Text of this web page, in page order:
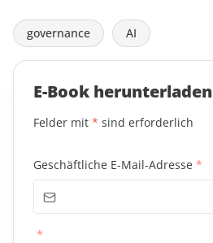
governance AI
E-Book herunterladen
Felder mit * sind erforderlich
*
Geschäftliche E-Mail-Adresse
*